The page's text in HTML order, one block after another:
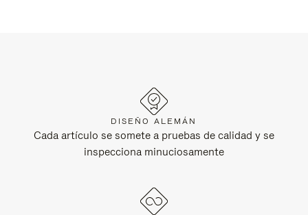
DISEÑO ALEMÁN
Cada artículo se somete a pruebas de calidad y se
inspecciona minuciosamente